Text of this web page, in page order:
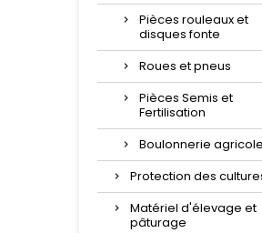
Pièces rouleaux et
disques fonte
Roues et pneus
Pièces Semis et
Fertilisation
Boulonnerie agricole
Protection des
Matériel d'élevage et
pâturage